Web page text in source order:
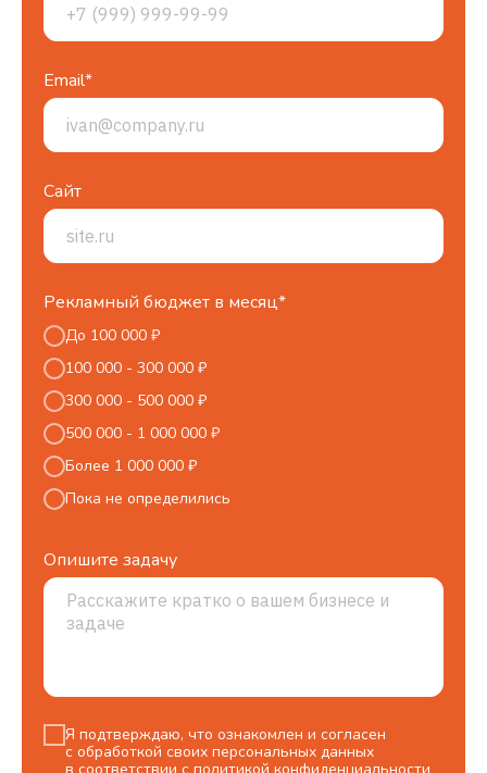
Email*
Сайт
Рекламный бюджет в месяц*
До 100 000 ₽
100 000 - 300 000 ₽
300 000 - 500 000 ₽
500 000 - 1 000 000 ₽
Более 1 000 000 ₽
Пока не определились
Опишите задачу
Я подтверждаю, что ознакомлен и согласен
с обработкой своих персональных данных
в соответствии с политикой конфиденциальности